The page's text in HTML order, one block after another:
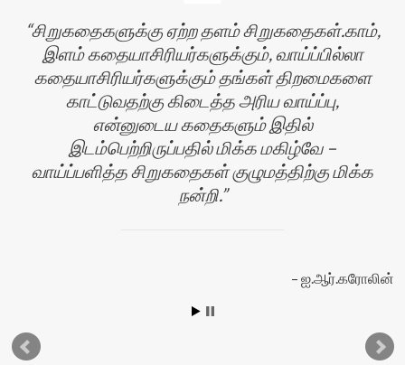
சிறுகதைகளுக்கு ஏற்ற தளம் சிறுகதைகள்.காம்,
இளம் கதையாசிரியர்களுக்கும், வாய்ப்பில்லா
கதையாசிரியர்களுக்கும் தங்கள் திறமைகளை
காட்டுவதற்கு கிடைத்த அரிய வாய்ப்பு,
என்னுடைய கதைகளும் இதில்
இடம்பெற்றிருப்பதில் மிக்க மகிழ்வே –
வாய்ப்பளித்த சிறுகதைகள் குழுமத்திற்கு மிக்க
நன்றி.
ஐ.ஆர்.கரோலின்